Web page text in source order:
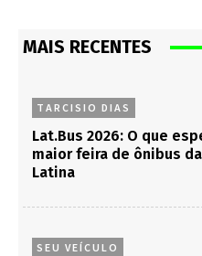
MAIS RECENTES
TARCISIO DIAS
Lat.Bus 2026: O que
maior feira de ônibus
Latina
SEU VEÍCULO